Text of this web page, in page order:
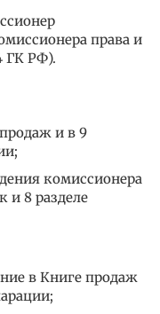
права и
ГК РФ).
и в 9
комиссионера
и 8 разделе
в Книге продаж